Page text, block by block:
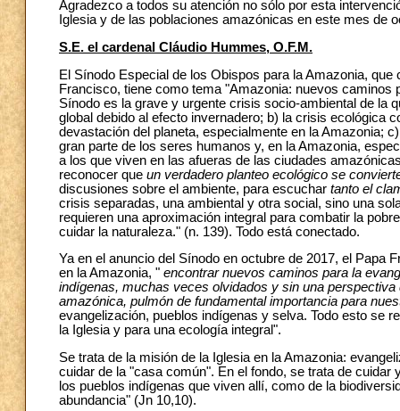
Agradezco a todos su atención no sólo por esta
Iglesia y de las poblaciones amazónicas en este mes de
S.E. el cardenal Cláudio Hummes, O.F.M.
El Sínodo Especial de los Obispos para la Amazonia,
Francisco, tiene como tema "Amazonia: nuevos caminos
Sínodo es la grave y urgente crisis socio-ambiental de la
global debido al efecto invernadero; b) la crisis ecológica
devastación del planeta, especialmente en la Amazonia;
gran parte de los seres humanos y, en la Amazonia,
a los que viven en las afueras de las ciudades
reconocer que un verdadero planteo ecológico se
discusiones sobre el ambiente, para escuchar tanto el
crisis separadas, una ambiental y otra social, sino una
requieren una aproximación integral para combatir la
cuidar la naturaleza." (n. 139). Todo está conectado.
Ya en el anuncio del Sínodo en octubre de 2017, el Papa
en la Amazonia, " encontrar nuevos caminos para la
indígenas, muchas veces olvidados y sin una
amazónica, pulmón de fundamental importancia para
evangelización, pueblos indígenas y selva. Todo esto se
la Iglesia y para una ecología integral".
Se trata de la misión de la Iglesia en la Amazonia:
cuidar de la "casa común". En el fondo, se trata de
los pueblos indígenas que viven allí, como de la
abundancia" (Jn 10,10).